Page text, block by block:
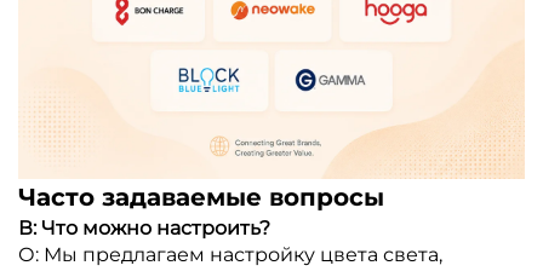
Часто задаваемые вопросы
В: Что можно настроить?
О: Мы предлагаем настройку цвета света,